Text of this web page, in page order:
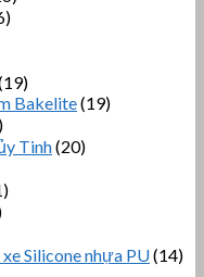
Bakelite(19)
Tinh(20)
Silicone nhựa PU(14)